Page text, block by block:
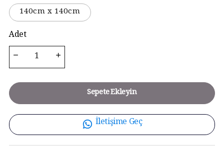
140cm x 140cm
Adet
Sepete Ekleyin
İletişime Geç